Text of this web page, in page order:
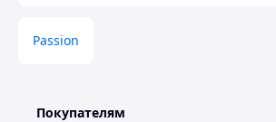
Passion
Покупателям